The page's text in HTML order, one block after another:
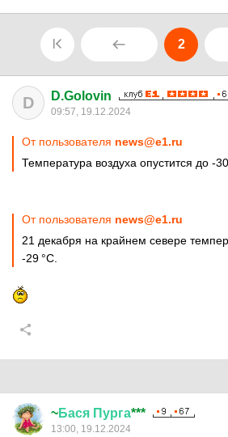
2
D D.Golovin
09:57, 19.12.2024
От пользователя news@e1.ru
Температура воздуха опустится до -
От пользователя news@e1.ru
21 декабря на крайнем севере
-29 °C.
~Бася Пурга***
13:00, 19.12.2024